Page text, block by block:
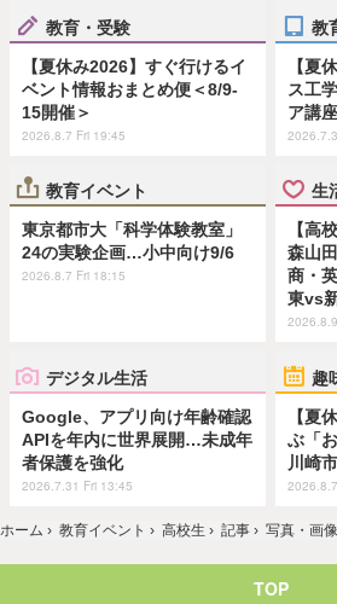
教育・受験
【夏休み2026】すぐ行けるイ
ベント情報おまとめ便＜8/9-
15開催＞
2026.8.7 Fri 19:45
教
【夏
ス工
ア講
教育イベント
東京都市大「科学体験教室」
24の実験企画…小中向け9/6
2026.8.7 Fri 18:15
生
【高
森山
商・
東vs
デジタル生活
Google、アプリ向け年齢確認
APIを年内に世界展開…未成年
者保護を強化
2026.7.31 Fri 13:45
趣
【夏
ぶ「
川崎市
ホーム › 教育イベント › 高校生 › 記事 › 写真・画像
TOP